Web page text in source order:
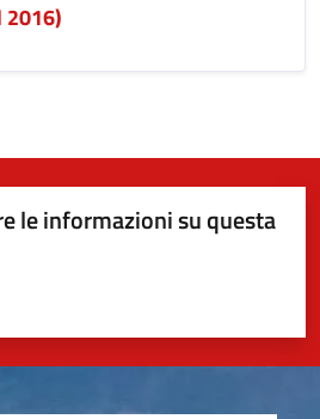
2016)
le informazioni su questa
stelle su 5
su 5
5